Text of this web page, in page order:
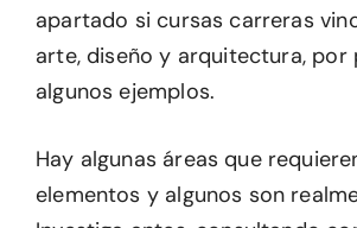
apartado si cursas carreras
arte, diseño y arquitectura, por
algunos ejemplos.
Hay algunas áreas que
elementos y algunos son